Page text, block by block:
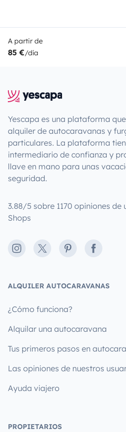
A partir de
85 €/día
Yescapa es una plataforma
alquiler de autocaravanas y
particulares. La plataforma
intermediario de confianza y
llave en mano para unas
seguridad.
3.88/5 sobre 1170 opiniones de
Shops
Instagram
X PinterestFacebook
ALQUILER AUTOCARAVANAS
¿Cómo funciona?
Alquilar una autocaravana
Tus primeros pasos en
Las opiniones de nuestros
Ayuda viajero
PROPIETARIOS